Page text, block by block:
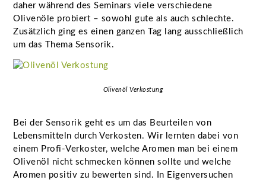
daher während des Seminars viele verschiedene
Olivenöle probiert – sowohl gute als auch schlechte.
Zusätzlich ging es einen ganzen Tag lang ausschließlich
um das Thema Sensorik.
Olivenöl Verkostung
Bei der Sensorik geht es um das Beurteilen von
Lebensmitteln durch Verkosten. Wir lernten dabei von
einem Profi-Verkoster, welche Aromen man bei einem
Olivenöl nicht schmecken können sollte und welche
Aromen positiv zu bewerten sind. In Eigenversuchen